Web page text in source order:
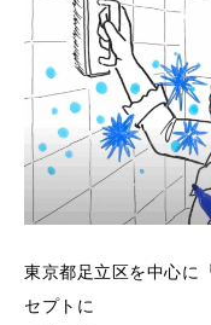
東京都足立区を中心に
セプトに